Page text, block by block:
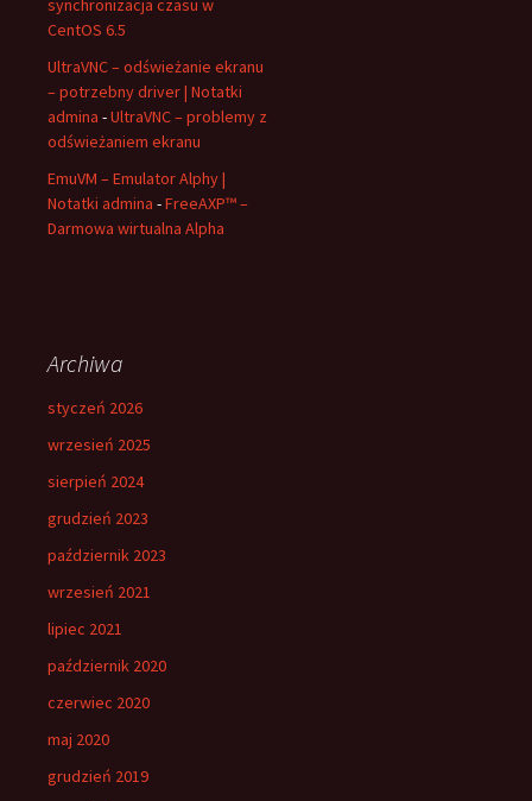
synchronizacja czasu w
CentOS 6.5
UltraVNC – odświeżanie ekranu
– potrzebny driver | Notatki
admina -UltraVNC – problemy z
odświeżaniem ekranu
EmuVM – Emulator Alphy |
Notatki admina -FreeAXP™ –
Darmowa wirtualna Alpha
Archiwa
styczeń 2026
wrzesień 2025
sierpień 2024
grudzień 2023
październik 2023
wrzesień 2021
lipiec 2021
październik 2020
czerwiec 2020
maj 2020
grudzień 2019